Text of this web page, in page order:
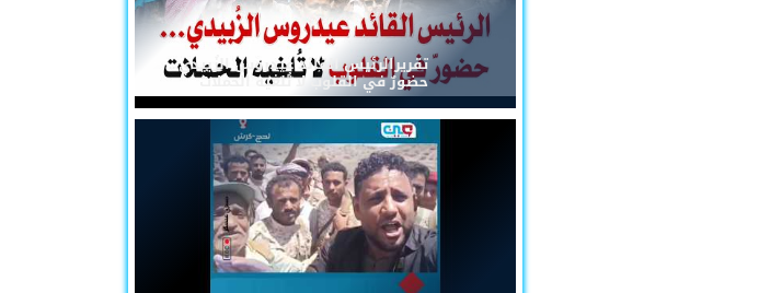
تقريرالرئيس القائد عيدروس الزُبيدي...
حضورٌ في القلوب لا تُلغيه الحملات